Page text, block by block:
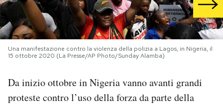
NEWSLETTER
I MIEI PREFERITI
Una manifestazione contro la violenza della polizia a Lagos, in Nigeria, il
15 ottobre 2020 (La Presse/AP Photo/Sunday Alamba)
Da inizio ottobre in Nigeria vanno avanti grandi
proteste contro l’uso della forza da parte della